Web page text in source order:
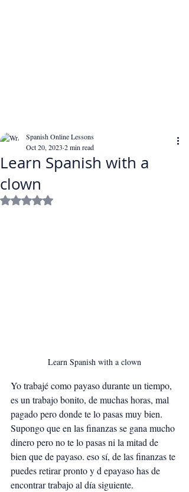
Learn Spanish with a
clown
Spanish Online Lessons
Oct 20, 2023 2 min read
Rated NaN out of 5 stars.
Learn Spanish with a clown
Yo trabajé como payaso durante un tiempo,
es un trabajo bonito, de muchas horas, mal
pagado pero donde te lo pasas muy bien.
Supongo que en las finanzas se gana mucho
dinero pero no te lo pasas ni la mitad de
bien que de payaso. eso sí, de las finanzas te
puedes retirar pronto y d epayaso has de
encontrar trabajo al día siguiente.